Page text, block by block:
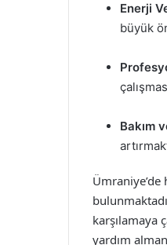
Enerji
büyük
Bakım
karşılamaya
yardım